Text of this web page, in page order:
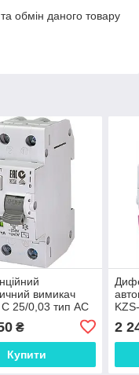
обмін даного товару
вимикач
25/0,03 тип AC
₴
Купити
2